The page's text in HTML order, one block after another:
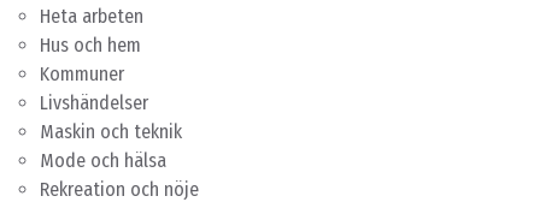
Heta arbeten
Hus och hem
Kommuner
Livshändelser
Maskin och teknik
Mode och hälsa
Rekreation och nöje